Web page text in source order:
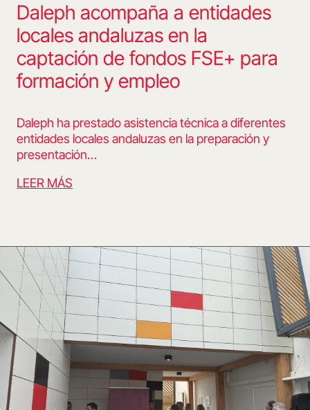
Daleph acompaña a entidades
locales andaluzas en la
captación de fondos FSE+ para
formación y empleo
Daleph ha prestado asistencia técnica a diferentes
entidades locales andaluzas en la preparación y
presentación…
LEER MÁS